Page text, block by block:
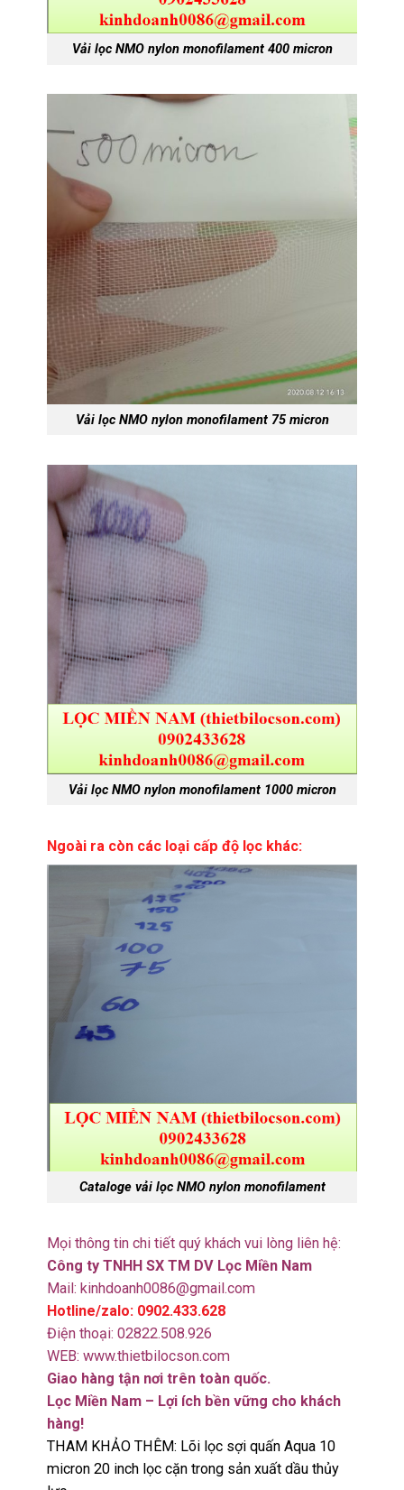
Vải lọc NMO nylon monofilament 400 micron
Vải lọc NMO nylon monofilament 75 micron
Vải lọc NMO nylon monofilament 1000 micron
Ngoài ra còn các loại cấp độ lọc khác:
Cataloge vải lọc NMO nylon monofilament
Mọi thông tin chi tiết quý khách vui lòng liên hệ:
Công ty TNHH SX TM DV Lọc Miền Nam
Mail: kinhdoanh0086@gmail.com
Hotline/zalo: 0902.433.628
Điện thoại: 02822.508.926
WEB: www.thietbilocson.com
Giao hàng tận nơi trên toàn quốc.
Lọc Miền Nam – Lợi ích bền vững cho khách
hàng!
THAM KHẢO THÊM: Lõi lọc sợi quấn Aqua 10
micron 20 inch lọc cặn trong sản xuất dầu thủy